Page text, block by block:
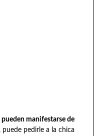
pueden manifestarse de
puede pedirle a la chica